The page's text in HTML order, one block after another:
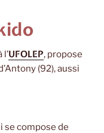
UFOLEP, propose
(92), aussi
se compose de